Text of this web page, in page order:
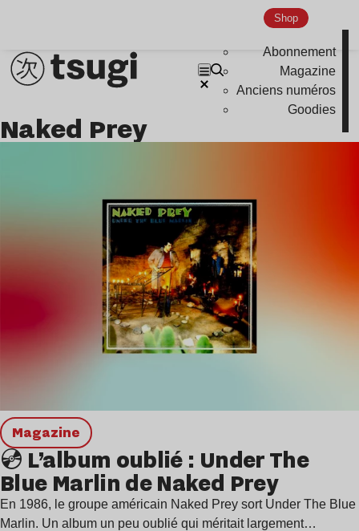
Shop
Abonnement
Magazine
Anciens numéros
Goodies
Naked Prey
magazine
💿 L’album oublié : Under The
Blue Marlin de Naked Prey
En 1986, le groupe américain Naked Prey sort Under The Blue
Marlin. Un album un peu oublié qui méritait largement…